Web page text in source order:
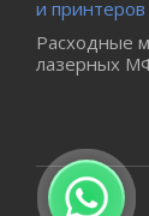
и принтеров
Расходные
лазерных